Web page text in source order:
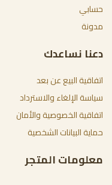
حسابي
مدونة
دعنا نساعدك
اتفاقية البيع عن بعد
سياسة الإلغاء والاسترداد
اتفاقية الخصوصية والأمان
حماية البيانات الشخصية
معلومات المتجر